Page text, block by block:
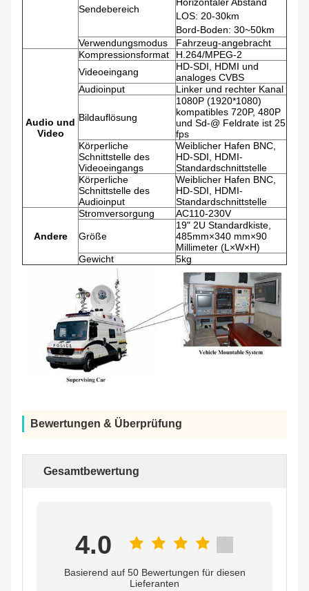
Sendebereich
Horizontaler Abstand
LOS: 20-30km
Bord-Boden: 30~50km
Verwendungsmodus
Fahrzeug-angebracht
Audio und
Video
Kompressionsformat
H.264/MPEG-2
Videoeingang
HD-SDI, HDMI und
analoges CVBS
Audioinput
Linker und rechter Kanal
Bildauflösung
1080P (1920*1080)
kompatibles 720P, 480P
und Sd-@ Feldrate ist 25
fps
Körperliche
Schnittstelle des
Videoeingangs
Weiblicher Hafen BNC,
HD-SDI, HDMI-
Standardschnittstelle
Körperliche
Schnittstelle des
Audioinput
Weiblicher Hafen BNC,
HD-SDI, HDMI-
Standardschnittstelle
Andere
Stromversorgung AC110-230V
Größe
19" 2U Standardkiste,
485mm×340 mm×90
Millimeter (L×W×H)
Gewicht
5kg
Bewertungen & Überprüfung
Gesamtbewertung
4.0
Basierend auf 50 Bewertungen für diesen
Lieferanten